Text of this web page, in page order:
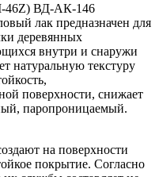
ВД-АК-146
лак предназначен для
деревянных
внутри и снаружи
натуральную текстуру
поверхности, снижает
паропроницаемый.
на поверхности
покрытие. Согласно